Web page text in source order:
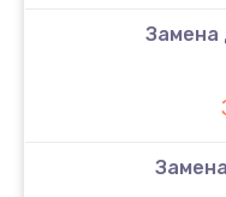
Замена